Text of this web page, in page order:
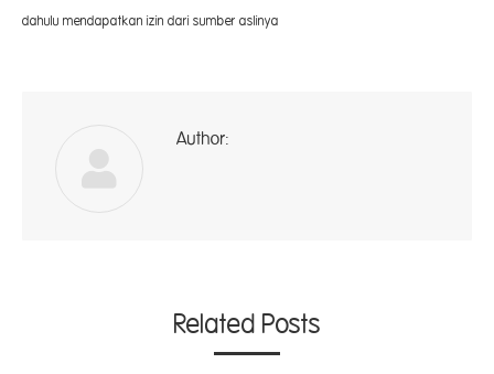
dahulu mendapatkan izin dari sumber aslinya
Author:
Related Posts